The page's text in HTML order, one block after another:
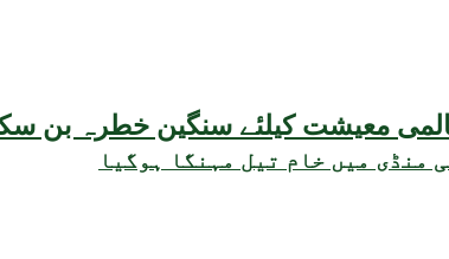
منڈی میں خام تیل مہنگا ہوگیا